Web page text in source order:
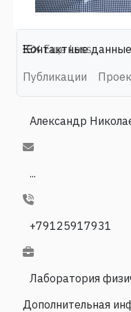
Контактные данные
Публикации
Еще Less
Александр
...
+79125917931
Лаборатория
Дополнительная